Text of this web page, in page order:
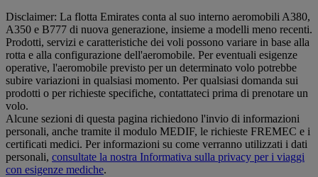
Disclaimer: La flotta Emirates conta al suo interno aeromobili A380,
A350 e B777 di nuova generazione, insieme a modelli meno recenti.
Prodotti, servizi e caratteristiche dei voli possono variare in base alla
rotta e alla configurazione dell'aeromobile. Per eventuali esigenze
operative, l'aeromobile previsto per un determinato volo potrebbe
subire variazioni in qualsiasi momento. Per qualsiasi domanda sui
prodotti o per richieste specifiche, contattateci prima di prenotare un
volo.
Alcune sezioni di questa pagina richiedono l'invio di informazioni
personali, anche tramite il modulo MEDIF, le richieste FREMEC e i
certificati medici. Per informazioni su come verranno utilizzati i dati
personali, consultate la nostra Informativa sulla privacy per i viaggi
con esigenze mediche.